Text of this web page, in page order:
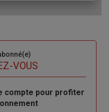
VOUS
compte pour profiter